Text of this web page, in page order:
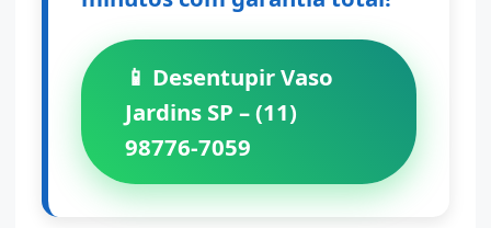
📱 Desentupir Vaso
Jardins SP – (11)
98776-7059